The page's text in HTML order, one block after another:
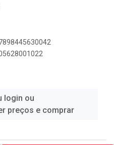
login ou
preços e comprar